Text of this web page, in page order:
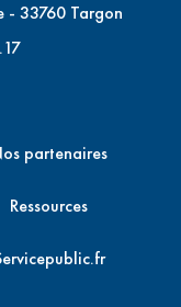
- 33760 Targon
partenaires
Ressources